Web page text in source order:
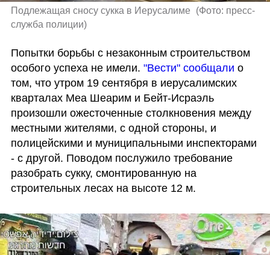
Подлежащая сносу сукка в Иерусалиме (Фото: пресс-
служба полиции)
Попытки борьбы с незаконным строительством
особого успеха не имели. "Вести" сообщали о
том, что утром 19 сентября в иерусалимских
кварталах Меа Шеарим и Бейт-Исраэль
произошли ожесточенные столкновения между
местными жителями, с одной стороны, и
полицейскими и муниципальными инспекторами
- с другой. Поводом послужило требование
разобрать сукку, смонтированную на
строительных лесах на высоте 12 м.